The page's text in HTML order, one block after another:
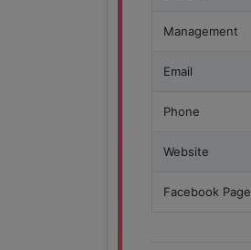
Management
Email
Phone
Website
Facebook Page